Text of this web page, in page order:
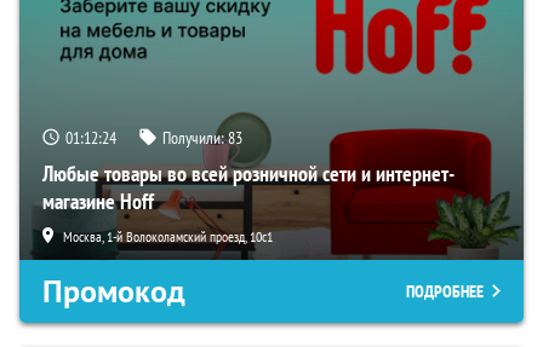
01:12:24 Получили:83
Любые товары во всей розничной сети и интернет-
магазине Hoff
Москва, 1-й Волоколамский проезд, 10с1
Промокод ПОДРОБНЕЕ